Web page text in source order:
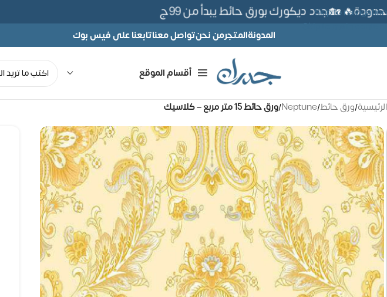
Skip to navigation
Skip to main content
🏡جدد ديكورك بورق حائط يبدأ من 99ج
المدونةالمتجرمن نحنتواصل معناتابعنا على فيس بوك
أقسام الموقع
الرئيسية/ورق حائط/
Neptune
/ورق حائط 15 متر مربع – كلاسيك